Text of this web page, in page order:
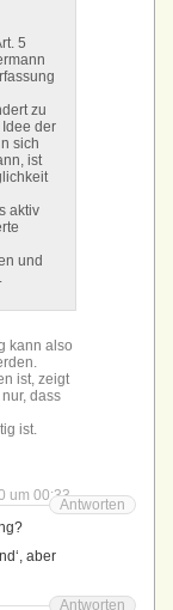
5
zu
der
sich
ist
aktiv
und
kann also
ist, zeigt
dass
ist.
um 00:33
aber
Antworten
Antworten